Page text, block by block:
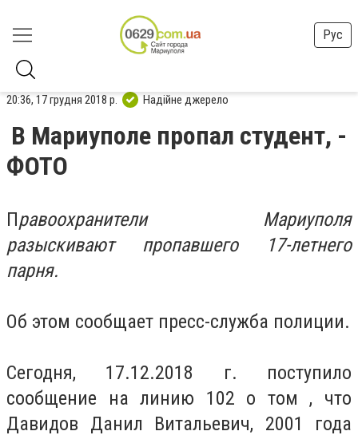
Рус
20:36, 17 грудня 2018 р. Надійне джерело
В Мариуполе пропал студент, -
ФОТО
Правоохранители Мариуполя
разыскивают пропавшего 17-летнего
парня.
Об этом сообщает пресс-служба полиции.
Сегодня, 17.12.2018 г. поступило
сообщение на линию 102 о том , что
Давидов Данил Витальевич, 2001 года